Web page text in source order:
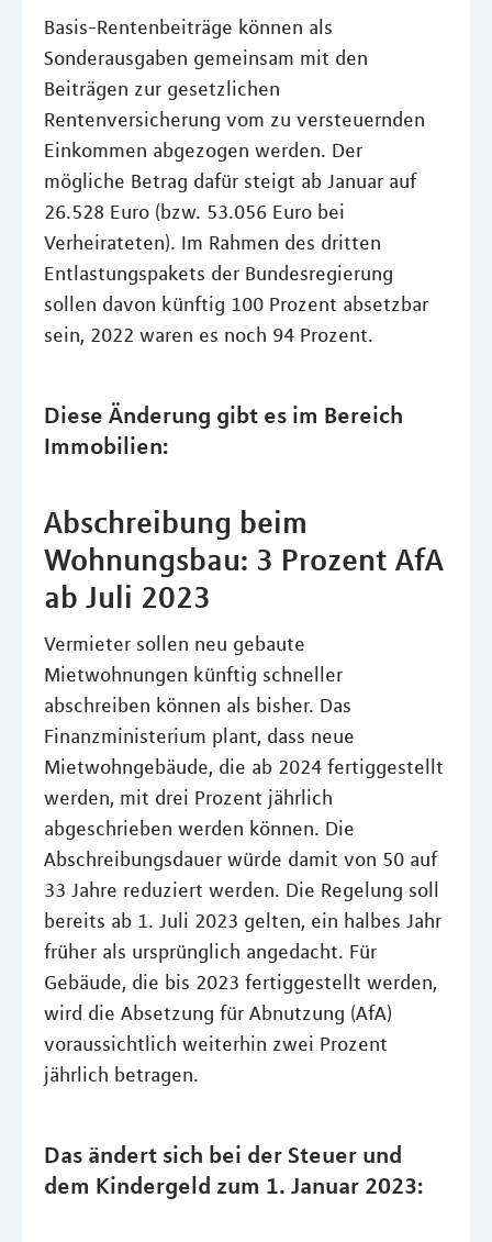
Basis-Rentenbeiträge können als
Sonderausgaben gemeinsam mit den
Beiträgen zur gesetzlichen
Rentenversicherung vom zu versteuernden
Einkommen abgezogen werden. Der
mögliche Betrag dafür steigt ab Januar auf
26.528 Euro (bzw. 53.056 Euro bei
Verheirateten). Im Rahmen des dritten
Entlastungspakets der Bundesregierung
sollen davon künftig 100 Prozent absetzbar
sein, 2022 waren es noch 94 Prozent.
Diese Änderung gibt es im Bereich
Immobilien:
Abschreibung beim
Wohnungsbau: 3 Prozent AfA
ab Juli 2023
Vermieter sollen neu gebaute
Mietwohnungen künftig schneller
abschreiben können als bisher. Das
Finanzministerium plant, dass neue
Mietwohngebäude, die ab 2024 fertiggestellt
werden, mit drei Prozent jährlich
abgeschrieben werden können. Die
Abschreibungsdauer würde damit von 50 auf
33 Jahre reduziert werden. Die Regelung soll
bereits ab 1. Juli 2023 gelten, ein halbes Jahr
früher als ursprünglich angedacht. Für
Gebäude, die bis 2023 fertiggestellt werden,
wird die Absetzung für Abnutzung (AfA)
voraussichtlich weiterhin zwei Prozent
jährlich betragen.
Das ändert sich bei der Steuer und
dem Kindergeld zum 1. Januar 2023: